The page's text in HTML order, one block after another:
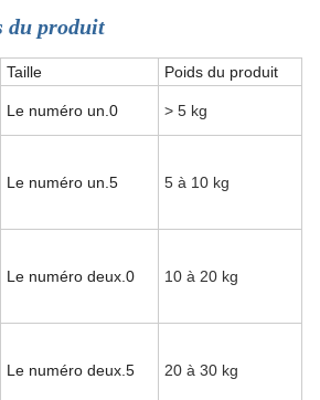
du produit
Taille
Poids du produit
Le numéro un.0 > 5 kg
Le numéro un.5 5 à 10 kg
Le numéro deux.0 10 à 20 kg
Le numéro deux.5 20 à 30 kg